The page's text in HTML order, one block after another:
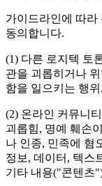
가이드라인에 따라
동의합니다.
(1) 다른 로지텍 토
관을 괴롭히거나
함을 일으키는 행위.
(2) 온라인 커뮤니
괴롭힘, 명예 훼손
나 인종, 민족에 혐
정보, 데이터, 텍스
기타 내용("콘텐츠